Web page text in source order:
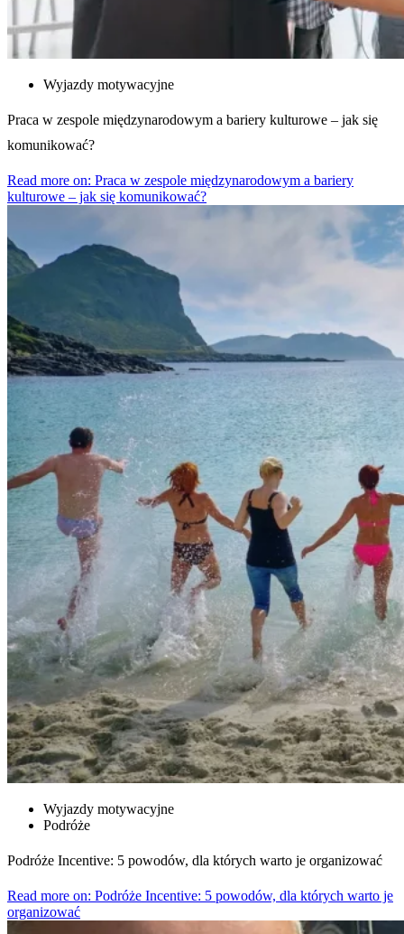
Wyjazdy motywacyjne
Praca w zespole międzynarodowym a bariery kulturowe – jak się
komunikować?
Read more on: Praca w zespole międzynarodowym a bariery
kulturowe – jak się komunikować?
Wyjazdy motywacyjne
Podróże
Podróże Incentive: 5 powodów, dla których warto je organizować
Read more on: Podróże Incentive: 5 powodów, dla których warto je
organizować